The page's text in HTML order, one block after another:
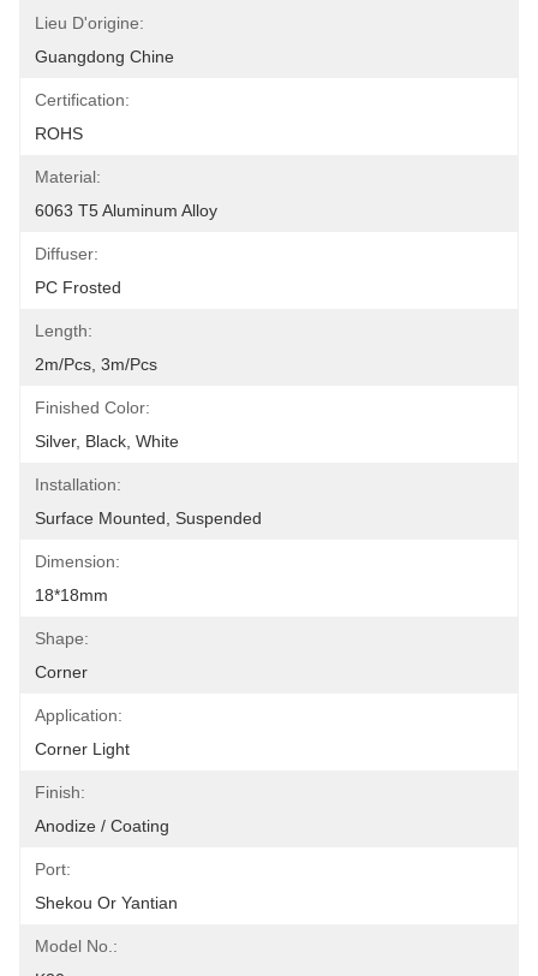
Lieu D'origine:
Guangdong Chine
Certification:
ROHS
Material:
6063 T5 Aluminum Alloy
Diffuser:
PC Frosted
Length:
2m/pcs, 3m/pcs
Finished Color:
Silver, Black, White
Installation:
Surface Mounted, Suspended
Dimension:
18*18mm
Shape:
Corner
Application:
Corner Light
Finish:
Anodize / Coating
Port:
Shekou Or Yantian
Model No.: